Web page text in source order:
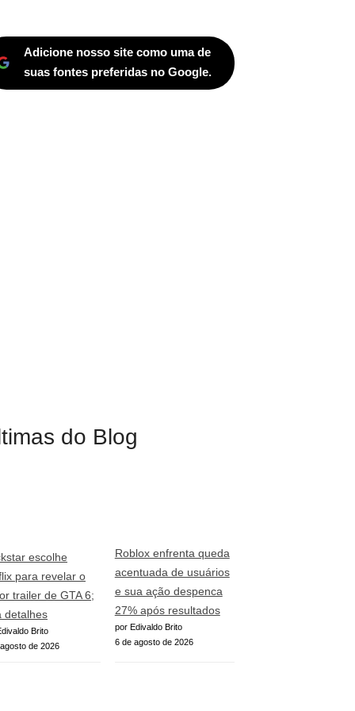
Adicione nosso site como uma de
suas fontes preferidas no Google.
do Blog
escolhe
para revelar o
trailer de GTA 6;
detalhes
Brito
de 2026
Roblox enfrenta queda
acentuada de usuários
e sua ação despenca
27% após resultados
por Edivaldo Brito
6 de agosto de 2026